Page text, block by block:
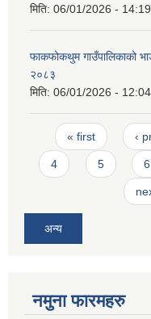
मिति: 06/01/2026 - 14:19
फाकफोकथुम गाउँपालिकाको
२०८३
मिति: 06/01/2026 - 12:04
Pages
« first ‹
4 5 6
अन्य
नमुना फारमहरु